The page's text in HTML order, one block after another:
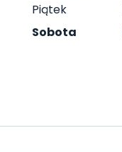
Piątek
Sobota